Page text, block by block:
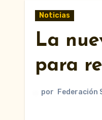
Noticias
La
para
por Federación